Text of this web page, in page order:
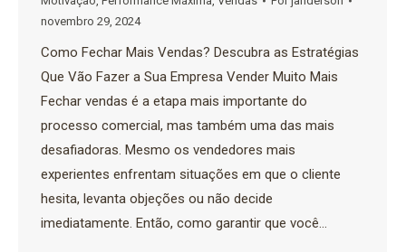
novembro 29, 2024
Como Fechar Mais Vendas? Descubra as Estratégias
Que Vão Fazer a Sua Empresa Vender Muito Mais
Fechar vendas é a etapa mais importante do
processo comercial, mas também uma das mais
desafiadoras. Mesmo os vendedores mais
experientes enfrentam situações em que o cliente
hesita, levanta objeções ou não decide
imediatamente. Então, como garantir que você…